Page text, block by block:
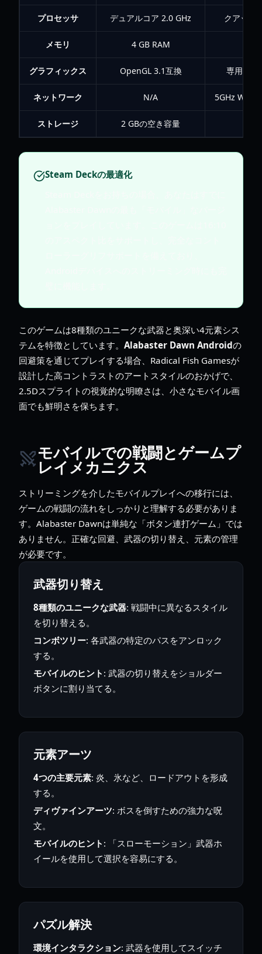
プロセッサ デュアルコア 2.0 GHz クアッド
メモリ 4 GB RAM
グラフィックス OpenGL 3.1互換 専用GPU
ネットワーク N/A 5GHz Wi-Fi
ストレージ 2 GBの空き容量
Steam Deckの最適化
このゲームは8種類のユニークな武器と奥深い4元素シス
テムを特徴としています。 Alabaster Dawn Androidの
回避策を通じてプレイする場合、Radical Fish Gamesが
設計した高コントラストのアートスタイルのおかげで、
2.5Dスプライトの視覚的な明瞭さは、小さなモバイル画
面でも鮮明さを保ちます。
モバイルでの戦闘とゲームプ
レイメカニクス
ストリーミングを介したモバイルプレイへの移行には、
ゲームの戦闘の流れをしっかりと理解する必要がありま
す。Alabaster Dawnは単純な「ボタン連打ゲーム」では
ありません。正確な回避、武器の切り替え、元素の管理
が必要です。
武器切り替え
8種類のユニークな武器: 戦闘中に異なるスタイル
を切り替える。
コンボツリー: 各武器の特定のパスをアンロック
する。
モバイルのヒント : 武器の切り替えをショルダー
ボタンに割り当てる。
元素アーツ
4つの主要元素: 炎、氷など、ロードアウトを形成
する。
ディヴァインアーツ: ボスを倒すための強力な呪
文。
モバイルのヒント : 「スローモーション」武器ホ
イールを使用して選択を容易にする。
パズル解決
環境インタラクション: 武器を使用してスイッチ